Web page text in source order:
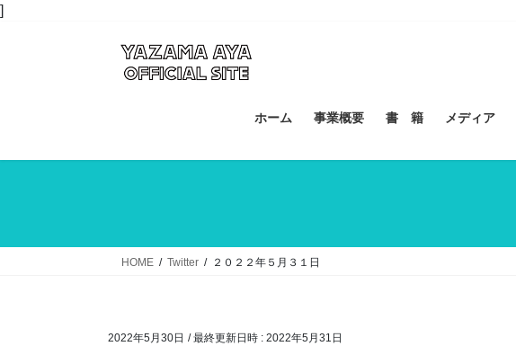
]コ
キ
ナ
に
ホーム 事業概要 書 籍 メディア
HOME Twitter ２０２２年５月３１日
2022年5月30日 / 最終更新日時 : 2022年5月31日